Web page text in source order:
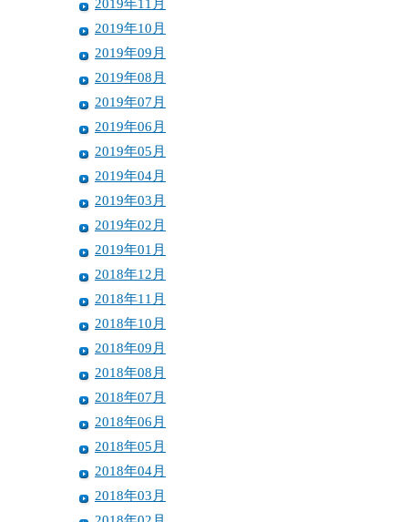
2019年11月
2019年10月
2019年09月
2019年08月
2019年07月
2019年06月
2019年05月
2019年04月
2019年03月
2019年02月
2019年01月
2018年12月
2018年11月
2018年10月
2018年09月
2018年08月
2018年07月
2018年06月
2018年05月
2018年04月
2018年03月